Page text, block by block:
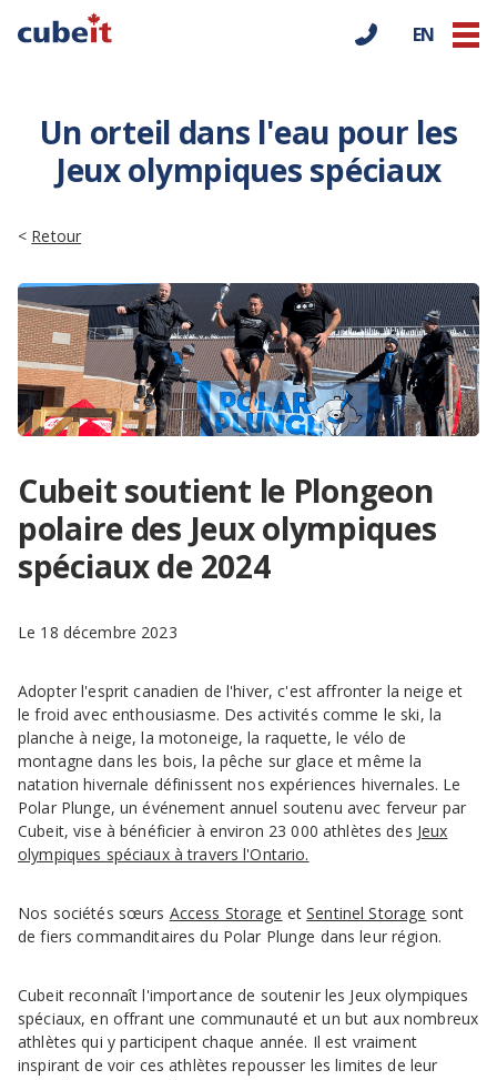
EN
Un orteil dans l'eau pour les
Jeux olympiques spéciaux
< Retour
Cubeit soutient le Plongeon
polaire des Jeux olympiques
spéciaux de 2024
Le 18 décembre 2023
Adopter l'esprit canadien de l'hiver, c'est affronter la neige et
le froid avec enthousiasme. Des activités comme le ski, la
planche à neige, la motoneige, la raquette, le vélo de
montagne dans les bois, la pêche sur glace et même la
natation hivernale définissent nos expériences hivernales. Le
Polar Plunge, un événement annuel soutenu avec ferveur par
Cubeit, vise à bénéficier à environ 23 000 athlètes des Jeux
olympiques spéciaux à travers l'Ontario.
Nos sociétés sœurs Access Storage etSentinel Storage sont
de fiers commanditaires du Polar Plunge dans leur région.
Cubeit reconnaît l'importance de soutenir les Jeux olympiques
spéciaux, en offrant une communauté et un but aux nombreux
athlètes qui y participent chaque année. Il est vraiment
inspirant de voir ces athlètes repousser les limites de leur